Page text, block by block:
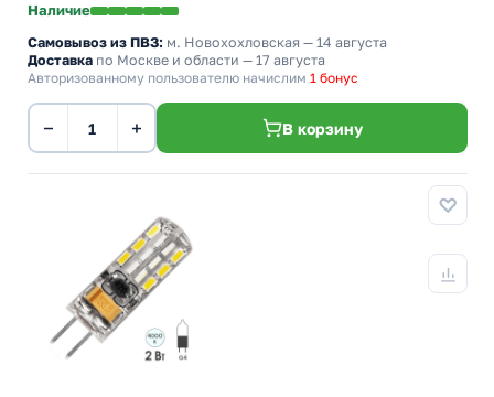
Наличие
Самовывоз из ПВЗ: м. Новохохловская — 14 августа
Доставка по Москве и области — 17 августа
Авторизованному пользователю начислим 1 бонус
− + В корзину